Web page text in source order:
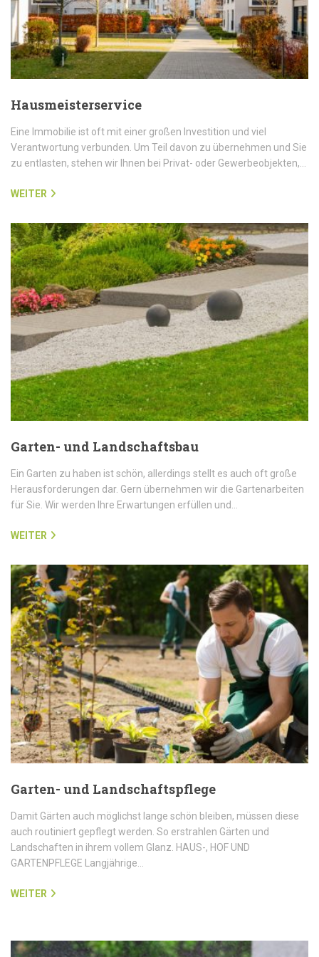
Hausmeisterservice
Eine Immobilie ist oft mit einer großen Investition und viel
Verantwortung verbunden. Um Teil davon zu übernehmen und Sie
zu entlasten, stehen wir Ihnen bei Privat- oder Gewerbeobjekten,…
WEITER
Garten- und Landschaftsbau
Ein Garten zu haben ist schön, allerdings stellt es auch oft große
Herausforderungen dar. Gern übernehmen wir die Gartenarbeiten
für Sie. Wir werden Ihre Erwartungen erfüllen und…
WEITER
Garten- und Landschaftspflege
Damit Gärten auch möglichst lange schön bleiben, müssen diese
auch routiniert gepflegt werden. So erstrahlen Gärten und
Landschaften in ihrem vollem Glanz. HAUS-, HOF UND
GARTENPFLEGE Langjährige…
WEITER